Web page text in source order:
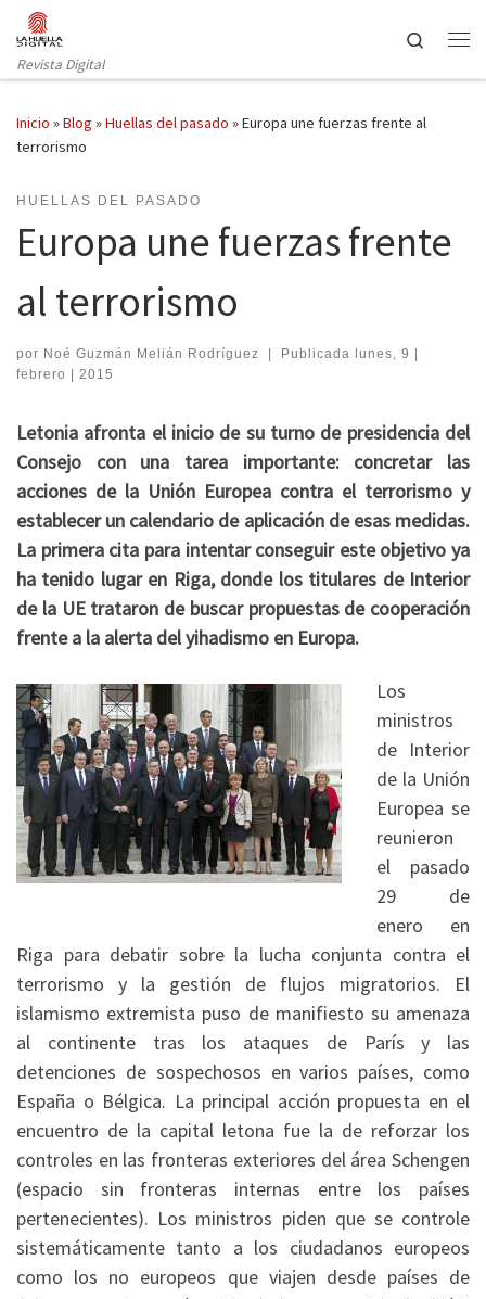
Saltar al contenido
Revista Digital
Search
Inicio »Blog »Huellas del pasado »Europa une fuerzas frente al
terrorismo
HUELLAS DEL PASADO
Europa une fuerzas frente
al terrorismo
por Noé Guzmán Melián Rodríguez | Publicada lunes, 9 |
febrero | 2015
Letonia afronta el inicio de su turno de presidencia del
Consejo con una tarea importante: concretar las
acciones de la Unión Europea contra el terrorismo y
establecer un calendario de aplicación de esas medidas.
La primera cita para intentar conseguir este objetivo ya
ha tenido lugar en Riga, donde los titulares de Interior
de la UE trataron de buscar propuestas de cooperación
frente a la alerta del yihadismo en Europa.
Los
ministros
de Interior
de la Unión
Europea se
reunieron
el pasado
29 de
enero en
Riga para debatir sobre la lucha conjunta contra el
terrorismo y la gestión de flujos migratorios. El
islamismo extremista puso de manifiesto su amenaza
al continente tras los ataques de París y las
detenciones de sospechosos en varios países, como
España o Bélgica. La principal acción propuesta en el
encuentro de la capital letona fue la de reforzar los
controles en las fronteras exteriores del área Schengen
(espacio sin fronteras internas entre los países
pertenecientes). Los ministros piden que se controle
sistemáticamente tanto a los ciudadanos europeos
como los no europeos que viajen desde países de